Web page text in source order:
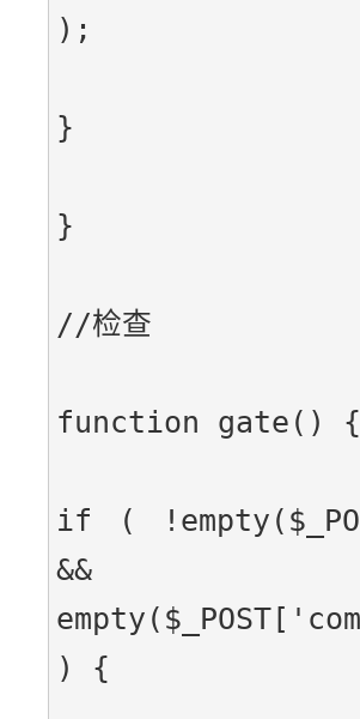
);
}
}
//检查
function gate() {
if (
&&
) {